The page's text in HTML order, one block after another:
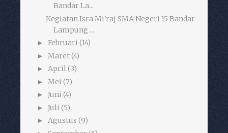
Bandar La...
Kegiatan Isra Mi'raj SMA Negeri 15 Bandar
Lampung ...
► Februari (14)
► Maret(4)
► April(3)
► Mei (7)
► Juni (4)
► Juli (5)
► Agustus (9)